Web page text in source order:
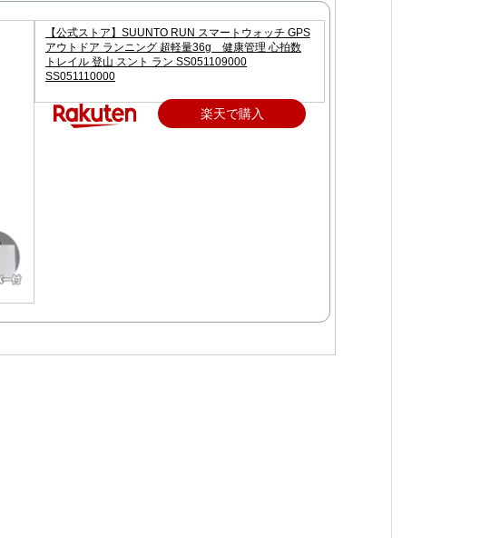
【公式ストア】SUUNTO RUN スマートウォッチ GPS
アウトドア ランニング 超軽量36g 健康管理 心拍数
トレイル 登山 スント ラン SS051109000
SS051110000
楽天で購入